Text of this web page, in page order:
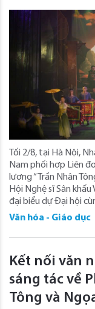
Tối 2/8, tại Hà Nội,
Nam phối hợp Liên
lương “Trần Nhân
Hội Nghệ sĩ Sân
đại biểu dự Đại hội
Văn hóa - Giáo dục
Kết nối văn
sáng tác về
Tông và